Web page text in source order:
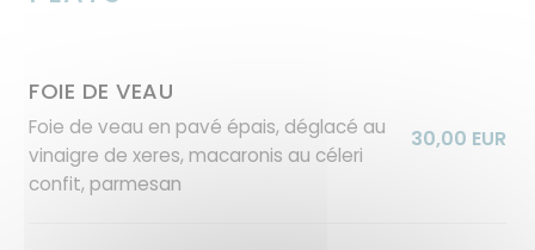
FOIE DE VEAU
Foie de veau en pavé épais, déglacé au
vinaigre de xeres, macaronis au céleri
confit, parmesan
30,00 EUR